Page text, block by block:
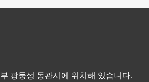
광둥성 동관시에 위치해 있습니다.